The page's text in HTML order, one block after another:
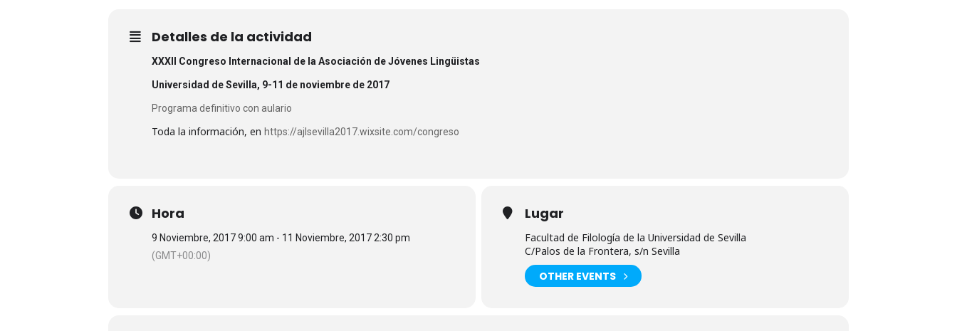
Detalles de la actividad
XXXII Congreso Internacional de la Asociación de Jóvenes Lingüistas
Universidad de Sevilla, 9-11 de noviembre de 2017
Programa definitivo con aulario
Toda la información, en https://ajlsevilla2017.wixsite.com/congreso
Hora
9 Noviembre, 2017 9:00 am - 11 Noviembre, 2017 2:30 pm
(GMT+00:00)
Lugar
Facultad de Filología de la Universidad de Sevilla
C/Palos de la Frontera, s/n Sevilla
OTHER EVENTS